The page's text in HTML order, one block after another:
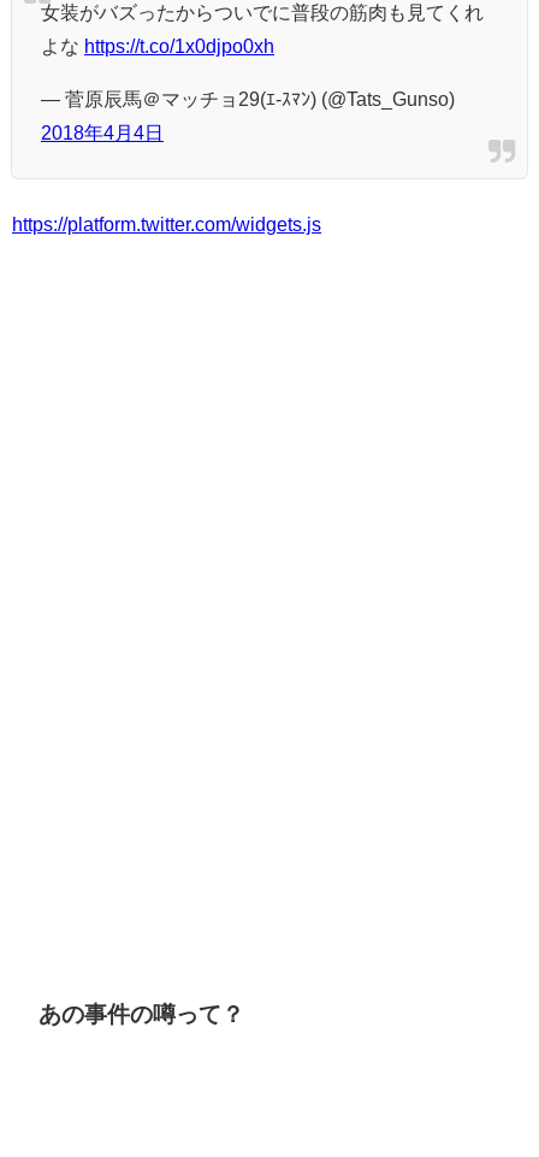
女装がバズったからついでに普段の筋肉も見てくれ
よな https://t.co/1x0djpo0xh
— 菅原辰馬＠マッチョ29(ｴ-ｽﾏﾝ) (@Tats_Gunso)
2018年4月4日
https://platform.twitter.com/widgets.js
あの事件の噂って？